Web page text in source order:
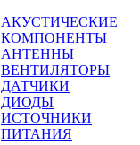
АКУСТИЧЕСКИЕ
КОМПОНЕНТЫ
АНТЕННЫ
ВЕНТИЛЯТОРЫ
ДАТЧИКИ
ДИОДЫ
ИСТОЧНИКИ
ПИТАНИЯ